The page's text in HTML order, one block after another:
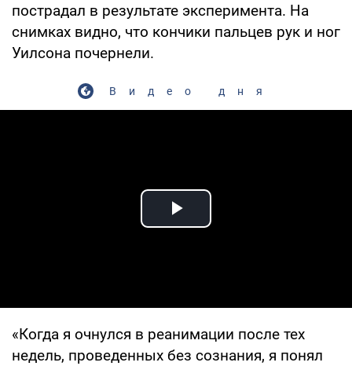
пострадал в результате эксперимента. На
снимках видно, что кончики пальцев рук и ног
Уилсона почернели.
Видео дня
Play Video
«Когда я очнулся в реанимации после тех
недель, проведенных без сознания, я понял